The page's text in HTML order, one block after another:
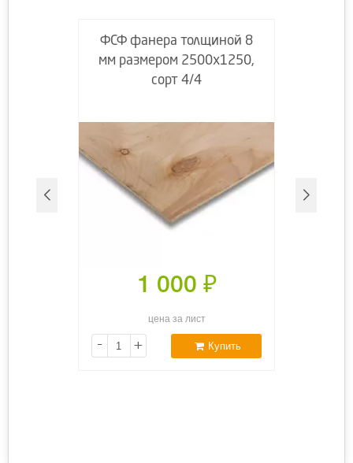
ФСФ фанера толщиной 8
мм размером 2500х1250,
сорт 4/4
1 000 ₽
цена за лист
- + Купить